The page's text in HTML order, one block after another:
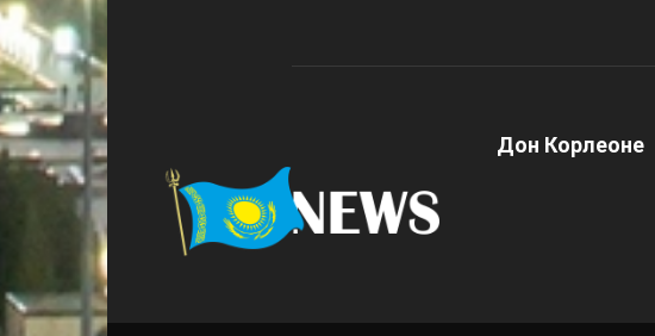
Дон Корлеоне